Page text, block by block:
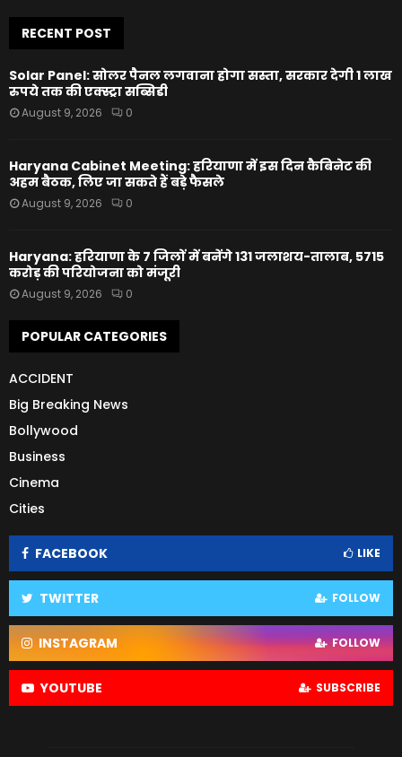
RECENT POST
Solar Panel: सोलर पैनल लगवाना होगा सस्ता, सरकार देगी 1 लाख
रुपये तक की एक्स्ट्रा सब्सिडी
August 9, 2026 0
Haryana Cabinet Meeting: हरियाणा में इस दिन कैबिनेट की
अहम बैठक, लिए जा सकते हैं बड़े फैसले
August 9, 2026 0
Haryana: हरियाणा के 7 जिलों में बनेंगे 131 जलाशय-तालाब, 5715
करोड़ की परियोजना को मंजूरी
August 9, 2026 0
POPULAR CATEGORIES
ACCIDENT
Big Breaking News
Bollywood
Business
Cinema
Cities
FACEBOOK LIKE
TWITTER FOLLOW
INSTAGRAM FOLLOW
YOUTUBE SUBSCRIBE